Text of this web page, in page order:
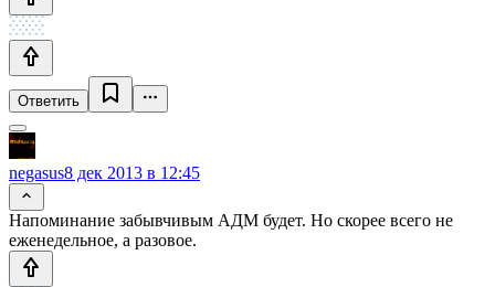
Ответить
negasus8 дек 2013 в 12:45
Напоминание забывчивым АДМ будет. Но скорее всего не
еженедельное, а разовое.